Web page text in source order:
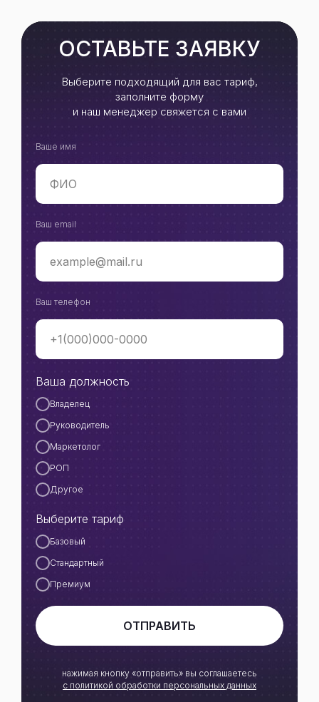
ОСТАВЬТЕ ЗАЯВКУ
Выберите подходящий для вас тариф,
заполните форму
и наш менеджер свяжется с вами
Ваше имя
Ваш email
Ваш телефон
Ваша должность
Владелец
Руководитель
Маркетолог
РОП
Другое
Выберите тариф
Базовый
Стандартный
Премиум
ОТПРАВИТЬ
нажимая кнопку «отправить» вы соглашаетесь
с политикой обработки персональных данных